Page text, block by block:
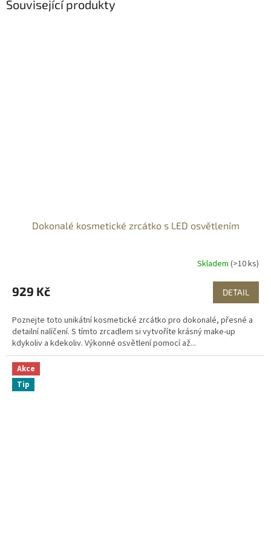
Související produkty
Dokonalé kosmetické zrcátko s LED osvětlením
Skladem (>10 ks)
929 Kč DETAIL
Poznejte toto unikátní kosmetické zrcátko pro dokonalé, přesné a
detailní nalíčení. S tímto zrcadlem si vytvoříte krásný make-up
kdykoliv a kdekoliv. Výkonné osvětlení pomocí až...
Akce
Tip